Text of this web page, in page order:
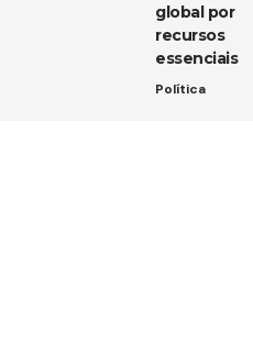
global por
recursos
essenciais
Política